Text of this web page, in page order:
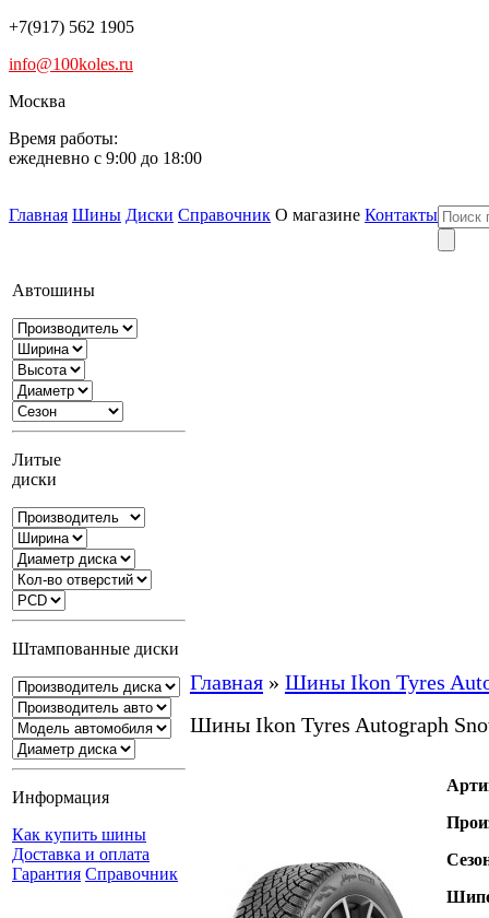
+7(917) 562 1905
info@100koles.ru
Москва
Время работы:
ежедневно с 9:00 до 18:00
Главная Шины Диски Справочник О магазине Контакты
Автошины
Литые
диски
Штампованные диски
Информация
Как купить шины
Доставка и оплата
Гарантия Справочник
Главная » Шины Ikon Tyres
Шины Ikon Tyres Autograph